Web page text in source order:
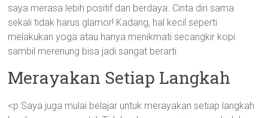
saya merasa lebih positif dan berdaya. Cinta diri sama
sekali tidak harus glamor! Kadang, hal kecil seperti
melakukan yoga atau hanya menikmati secangkir kopi
sambil merenung bisa jadi sangat berarti.
Merayakan Setiap Langkah
<p Saya juga mulai belajar untuk merayakan setiap langkah